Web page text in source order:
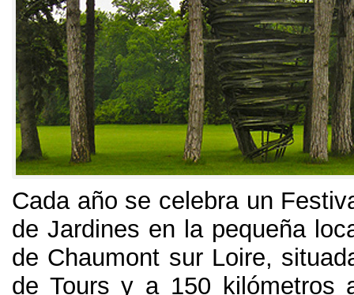
Cada año se celebra un
de Jardines en la pequeña
de Chaumont sur Loire,
de Tours y a150 kilómetros